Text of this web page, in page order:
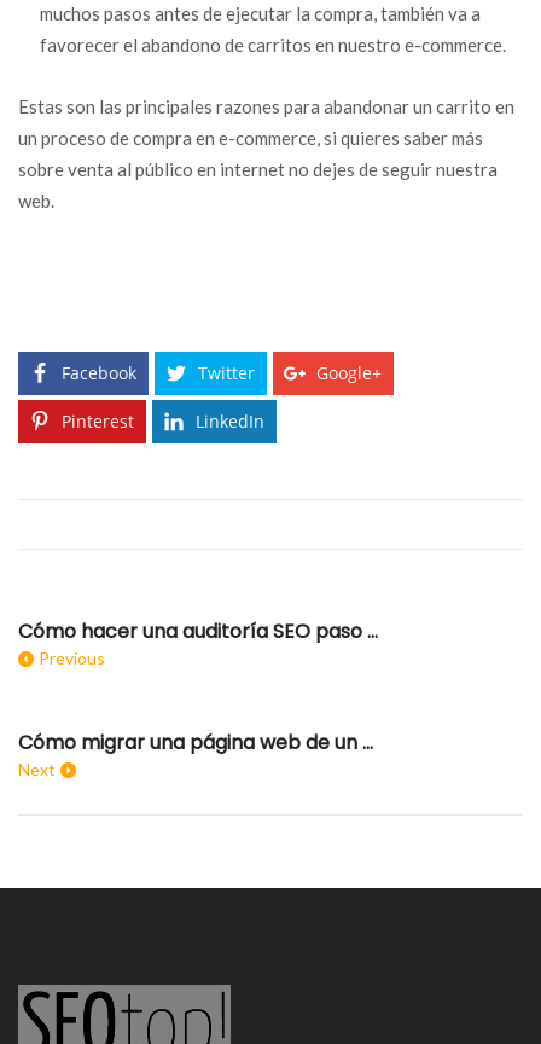
muchos pasos antes de ejecutar la compra, también va a
favorecer el abandono de carritos en nuestro e-commerce.
Estas son las principales razones para abandonar un carrito en
un proceso de compra en e-commerce, si quieres saber más
sobre venta al público en internet no dejes de seguir nuestra
web.
Facebook Twitter Google+
Pinterest LinkedIn
Cómo hacer una auditoría SEO paso a paso
Previous
Cómo migrar una página web de un servidor a otro con Duplicator
Next